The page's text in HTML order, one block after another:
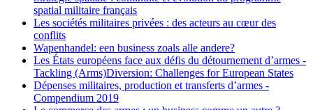
spatial militaire français
Les sociétés militaires privées : des acteurs au cœur des
conflits
Wapenhandel: een business zoals alle andere?
Les États européens face aux défis du détournement d’armes -
Tackling (Arms)Diversion: Challenges for European States
Dépenses militaires, production et transferts d’armes -
Compendium 2019